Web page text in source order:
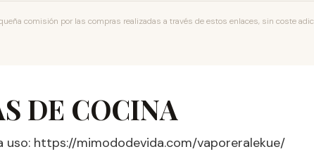
comisión por las compras realizadas a través de estos enlaces, sin coste
DE COCINA
uso: https://mimododevida.com/vaporeralekue/